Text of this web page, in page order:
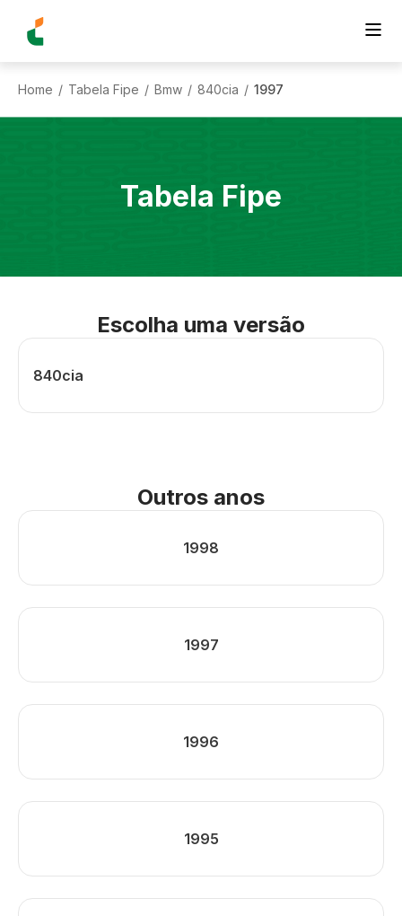
Home / Tabela Fipe / Bmw / 840cia / 1997
Tabela Fipe
Escolha uma versão
840cia
Outros anos
1998
1997
1996
1995